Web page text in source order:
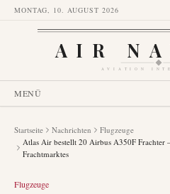
MONTAG, 10. AUGUST 2026
AIR
AVIATION
MENÜ
Startseite Nachrichten
Flugzeuge
Atlas Air bestellt 20 Airbus A350F Frachter
Frachtmarktes
Flugzeuge